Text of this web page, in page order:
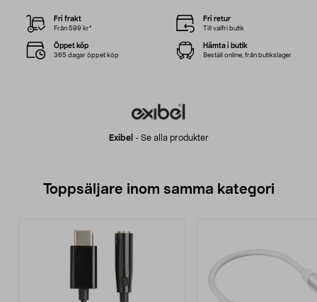
Exibel - Se alla produkter
Fri frakt
Från 599 kr*
Fri retur
Till valfri butik
Öppet köp
365 dagar öppet köp
Hämta i butik
Beställ online, från butikslager
Toppsäljare inom samma kategori